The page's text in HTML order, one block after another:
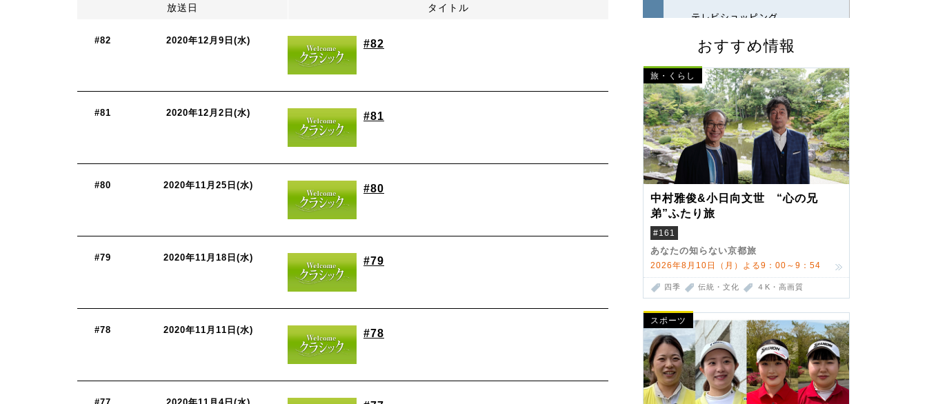
おすすめ情報
旅・くらし
中村雅俊&小日向文世 “心の兄
弟”ふたり旅
#161
あなたの知らない京都旅
2026年8月10日（月）よる9：00～9：54
四季 伝統・文化 ４K・高画質
スポーツ
放送日 タイトル
#82 2020年12月9日(水) #82
#81 2020年12月2日(水) #81
#80 2020年11月25日(水) #80
#79 2020年11月18日(水) #79
#78 2020年11月11日(水) #78